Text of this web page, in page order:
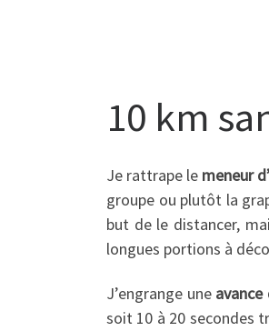
10 km
Je rattrape le meneur
groupe ou plutôt la
but de le distancer,
longues portions à
J’engrange une
soit 10 à 20 secondes